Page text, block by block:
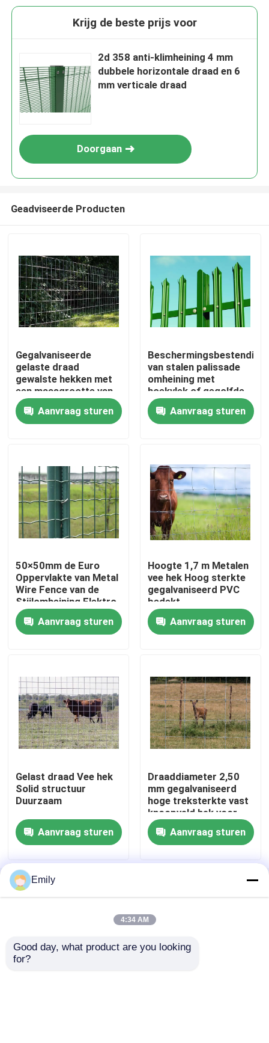
Huis
Over ons
Fabriekstocht
Kwaliteitscontrole
Neem contact met ons op
Gevallen
Het uitgebreide Netwerk van de Metaaldraad
Geweven draaddoek
Decoratief draadnetwerk
de omheining van de metaaldraad
Gelast Draadnetwerk
Het Netwerk van de metaalveiligheid
Krijg de beste prijs voor
2d 358 anti-klimheining 4 mm
dubbele horizontale draad en 6
mm verticale draad
Doorgaan
Geadviseerde Producten
Gegalvaniseerde
gelaste draad
gewalste hekken met
een maasgrootte van
2-in x 4-in
Aanvraag sturen
van stalen palissade
omheining met
hoekvlek of gegolfde
vlek
Aanvraag sturen
50×50mm de Euro
Oppervlakte van Metal
Wire Fence van de
Stijlomheining Elektro
Gegalvaniseerde
Aanvraag sturen
Hoogte 1,7 m Metalen
vee hek Hoog sterkte
gegalvaniseerd PVC
bedekt
Aanvraag sturen
Gelast draad Vee hek
Solid structuur
Duurzaam
Aanvraag sturen
Draaddiameter 2,50
mm gegalvaniseerd
hoge treksterkte vast
knoopveld hek voor
landbouwplaatsen
Aanvraag sturen
Thuis
Sitemap
Privacy Policy
KwaliteitHet uitgebreide Netwerk van de
Emily
4:34 AM
Good day, what product are you looking
for?